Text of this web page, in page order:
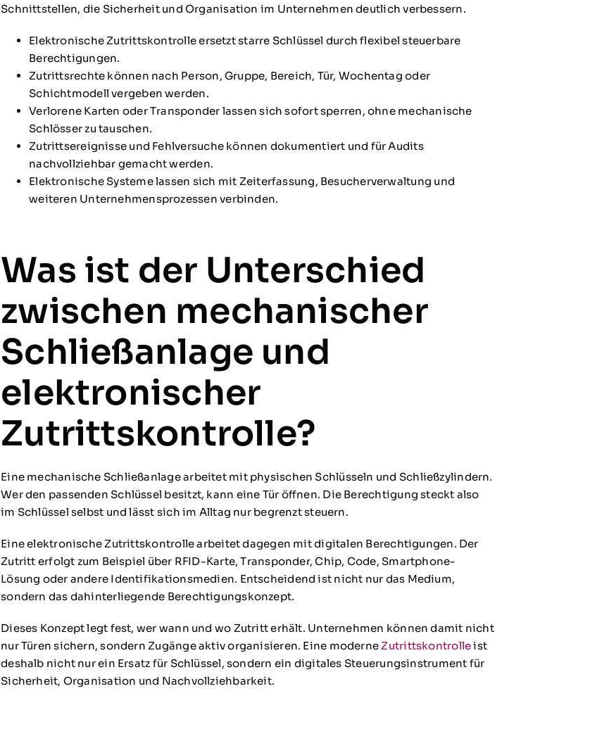
Schnittstellen, die Sicherheit und Organisation im Unternehmen deutlich verbessern.
Elektronische Zutrittskontrolle ersetzt starre Schlüssel durch flexibel steuerbare
Berechtigungen.
Zutrittsrechte können nach Person, Gruppe, Bereich, Tür, Wochentag oder
Schichtmodell vergeben werden.
Verlorene Karten oder Transponder lassen sich sofort sperren, ohne mechanische
Schlösser zu tauschen.
Zutrittsereignisse und Fehlversuche können dokumentiert und für Audits
nachvollziehbar gemacht werden.
Elektronische Systeme lassen sich mit Zeiterfassung, Besucherverwaltung und
weiteren Unternehmensprozessen verbinden.
Was ist der Unterschied
zwischen mechanischer
Schließanlage und
elektronischer
Zutrittskontrolle?
Eine mechanische Schließanlage arbeitet mit physischen Schlüsseln und Schließzylindern.
Wer den passenden Schlüssel besitzt, kann eine Tür öffnen. Die Berechtigung steckt also
im Schlüssel selbst und lässt sich im Alltag nur begrenzt steuern.
Eine elektronische Zutrittskontrolle arbeitet dagegen mit digitalen Berechtigungen. Der
Zutritt erfolgt zum Beispiel über RFID-Karte, Transponder, Chip, Code, Smartphone-
Lösung oder andere Identifikationsmedien. Entscheidend ist nicht nur das Medium,
sondern das dahinterliegende Berechtigungskonzept.
Dieses Konzept legt fest, wer wann und wo Zutritt erhält. Unternehmen können damit nicht
nur Türen sichern, sondern Zugänge aktiv organisieren. Eine moderne Zutrittskontrolleist
deshalb nicht nur ein Ersatz für Schlüssel, sondern ein digitales Steuerungsinstrument für
Sicherheit, Organisation und Nachvollziehbarkeit.